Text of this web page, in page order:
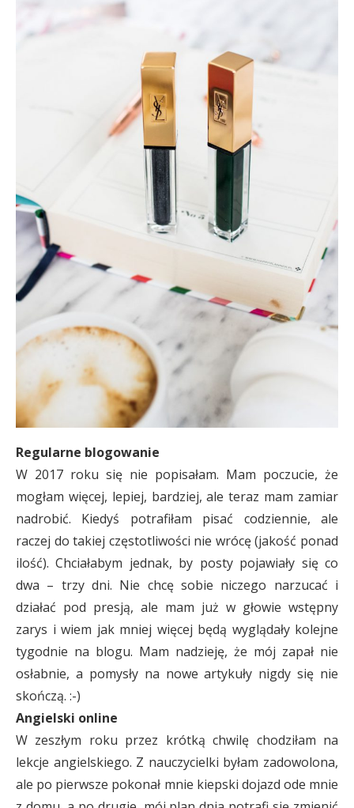
Regularne blogowanie
W 2017 roku się nie popisałam. Mam poczucie, że
mogłam więcej, lepiej, bardziej, ale teraz mam zamiar
nadrobić. Kiedyś potrafiłam pisać codziennie, ale
raczej do takiej częstotliwości nie wrócę (jakość ponad
ilość). Chciałabym jednak, by posty pojawiały się co
dwa – trzy dni. Nie chcę sobie niczego narzucać i
działać pod presją, ale mam już w głowie wstępny
zarys i wiem jak mniej więcej będą wyglądały kolejne
tygodnie na blogu. Mam nadzieję, że mój zapał nie
osłabnie, a pomysły na nowe artykuły nigdy się nie
skończą. :-)
Angielski online
W zeszłym roku przez krótką chwilę chodziłam na
lekcje angielskiego. Z nauczycielki byłam zadowolona,
ale po pierwsze pokonał mnie kiepski dojazd ode mnie